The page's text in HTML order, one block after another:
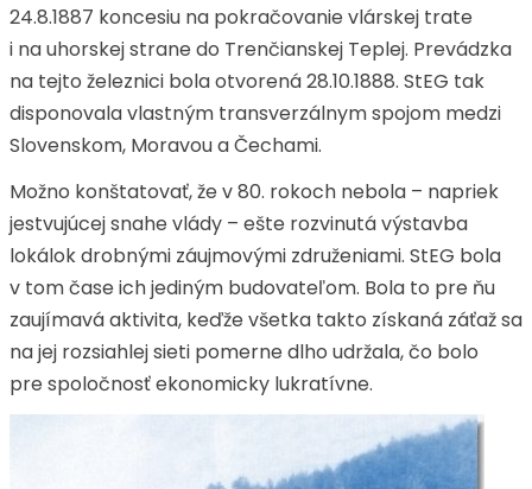
24.8.1887 koncesiu na pokračovanie vlárskej trate
i na uhorskej strane do Trenčianskej Teplej. Prevádzka
na tejto železnici bola otvorená 28.10.1888. StEG tak
disponovala vlastným transverzálnym spojom medzi
Slovenskom, Moravou a Čechami.
Možno konštatovať, že v 80. rokoch nebola – napriek
jestvujúcej snahe vlády – ešte rozvinutá výstavba
lokálok drobnými záujmovými združeniami. StEG bola
v tom čase ich jediným budovateľom. Bola to pre ňu
zaujímavá aktivita, keďže všetka takto získaná záťaž sa
na jej rozsiahlej sieti pomerne dlho udržala, čo bolo
pre spoločnosť ekonomicky lukratívne.